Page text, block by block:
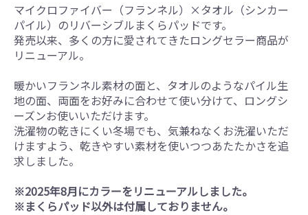
マイクロファイバー（フランネル）×タオル（シンカー
パイル）のリバーシブルまくらパッドです。
発売以来、多くの方に愛されてきたロングセラー商品が
リニューアル。
暖かいフランネル素材の面と、タオルのようなパイル生
地の面、両面をお好みに合わせて使い分けて、ロングシ
ーズンお使いいただけます。
洗濯物の乾きにくい冬場でも、気兼ねなくお洗濯いただ
けますよう、乾きやすい素材を使いつつあたたかさを追
求しました。
※2025年8月にカラーをリニューアルしました。
※まくらパッド以外は付属しておりません。